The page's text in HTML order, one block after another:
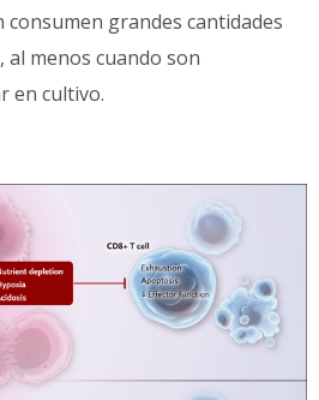
grandes cantidades
al menos cuando son
en cultivo.